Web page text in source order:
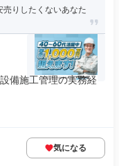
りしたくないあなた
備施工管理の実務経
気になる